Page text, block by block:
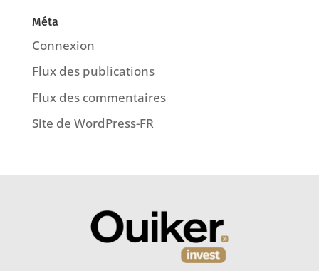
Méta
Connexion
Flux des publications
Flux des commentaires
Site de WordPress-FR